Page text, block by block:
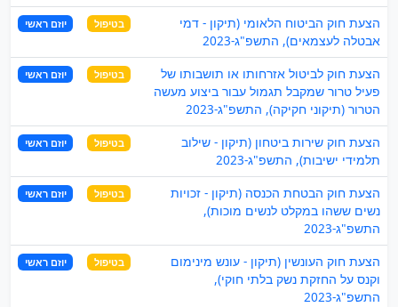
הצעת חוק הביטוח הלאומי (תיקון - דמי
אבטלה לעצמאים), התשפ"ג-2023
בטיפול יוזם ראשי
הצעת חוק לביטול אזרחותו או תושבותו של
פעיל טרור שמקבל תגמול עבור ביצוע מעשה
הטרור (תיקוני חקיקה), התשפ"ג-2023
בטיפול יוזם ראשי
הצעת חוק שירות ביטחון (תיקון - שילוב
תלמידי ישיבות), התשפ"ג-2023
בטיפול יוזם ראשי
הצעת חוק הבטחת הכנסה (תיקון - זכויות
נשים ששהו במקלט לנשים מוכות),
התשפ"ג-2023
בטיפול יוזם ראשי
הצעת חוק העונשין (תיקון - עונש מינימום
וקנס על החזקת נשק בלתי חוקי),
התשפ"ג-2023
בטיפול יוזם ראשי